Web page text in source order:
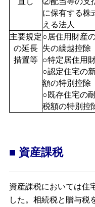
に保有する株
える法人
主要規定
の延長
措置等
○居住用財産
失の繰越控除
○特定居住用
○認定住宅の
額の特別控除
○既存住宅の
税額の特別控
■ 資産課税
資産課税においては住
した。相続税と贈与税